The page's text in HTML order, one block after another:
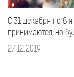
С 31 декабря по 8
принимаются, но
27.12.2019